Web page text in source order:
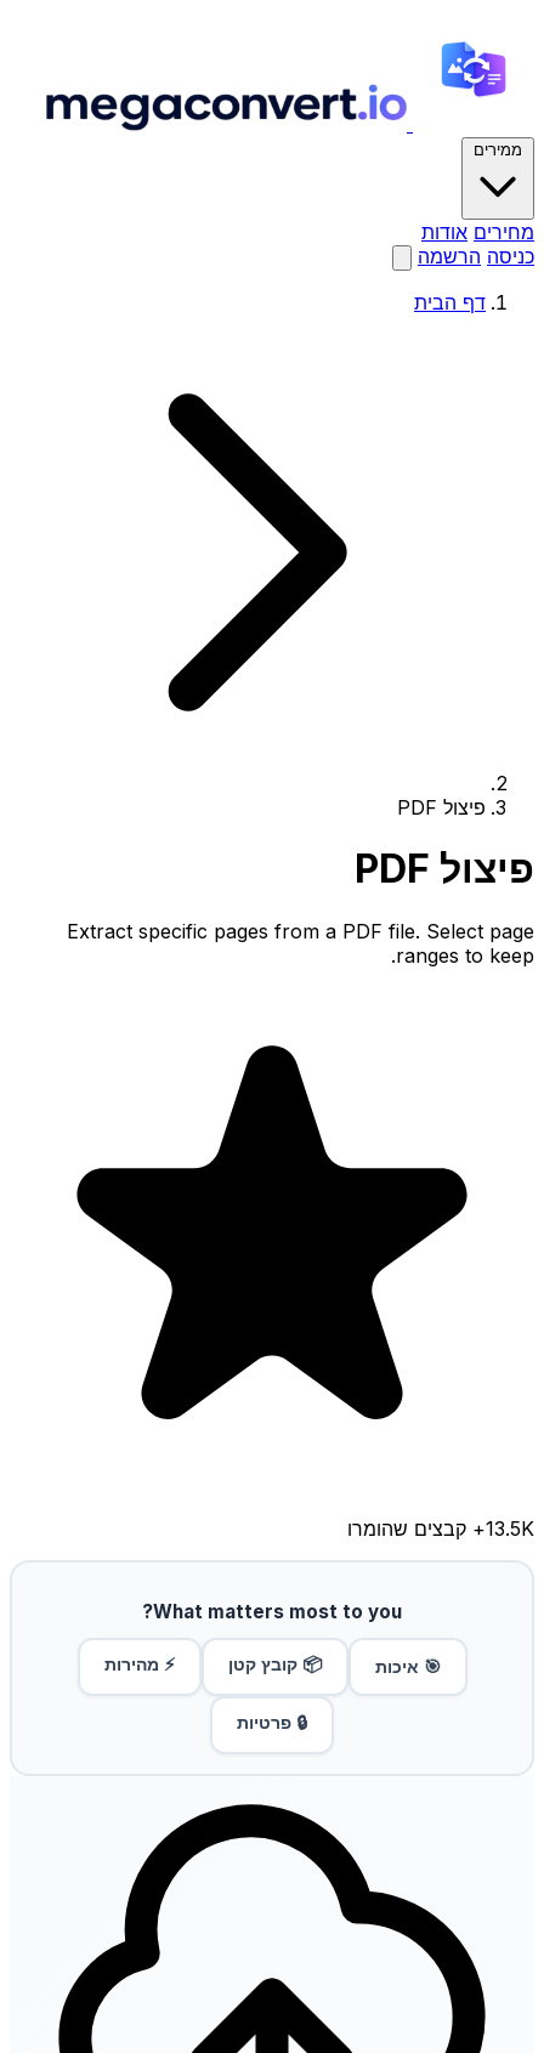
ממירים
מחירים אודות
כניסה הרשמה
דף הבית
פיצול PDF
פיצול PDF
Extract specific pages from a PDF file. Select page
ranges to keep.
13.5K+ קבצים שהומרו
What matters most to you?
🎯 איכות 📦 קובץ קטן ⚡ מהירות
🔒 פרטיות